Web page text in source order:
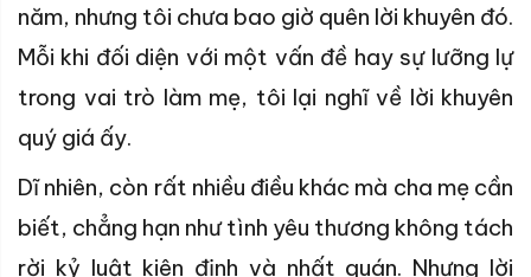
năm, nhưng tôi chưa bao giờ quên lời khuyên đó.
Mỗi khi đối diện với một vấn đề hay sự lưỡng lự
trong vai trò làm mẹ, tôi lại nghĩ về lời khuyên
quý giá ấy.
Dĩ nhiên, còn rất nhiều điều khác mà cha mẹ cần
biết, chẳng hạn như tình yêu thương không tách
rời kỷ luật kiên định và nhất quán. Nhưng lời